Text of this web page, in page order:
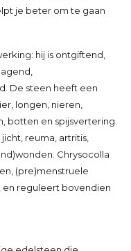
je beter om te gaan
hij is ontgiftend,
De steen heeft een
longen, nieren,
botten en spijsvertering.
reuma, artritis,
Chrysocolla
(pre)menstruele
en reguleert bovendien